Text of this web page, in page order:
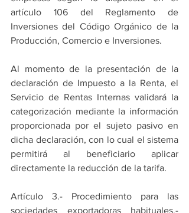
artículo 106 del Reglamento de
Inversiones del Código Orgánico de la
Producción, Comercio e Inversiones.
Al momento de la presentación de la
declaración de Impuesto a la Renta, el
Servicio de Rentas Internas validará la
categorización mediante la información
proporcionada por el sujeto pasivo en
dicha declaración, con lo cual el sistema
permitirá al beneficiario aplicar
directamente la reducción de la tarifa.
Artículo 3.- Procedimiento para las
sociedades exportadoras habituales.-